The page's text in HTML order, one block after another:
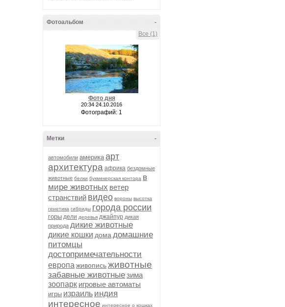
-
Фотоальбом
Все (1)
Фото дня
20:34 24.10.2016
Фотографий: 1
-
Метки
автомобили америка арт
архитектура африка бездомные
животные белки букмекерская контора в
мире животных ветер
странствий видео вороны высотка
генетика гибриды города россии
горы дели деревья джайпур дикая
природа дикие животные
дикие кошки дома домашние
питомцы
достопримечательности
европа живописьживотные
забавные животныезима
зоопарк игровые автоматы
игры израиль индия
интересное интересное о кошках